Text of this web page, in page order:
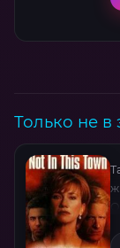
Только не в